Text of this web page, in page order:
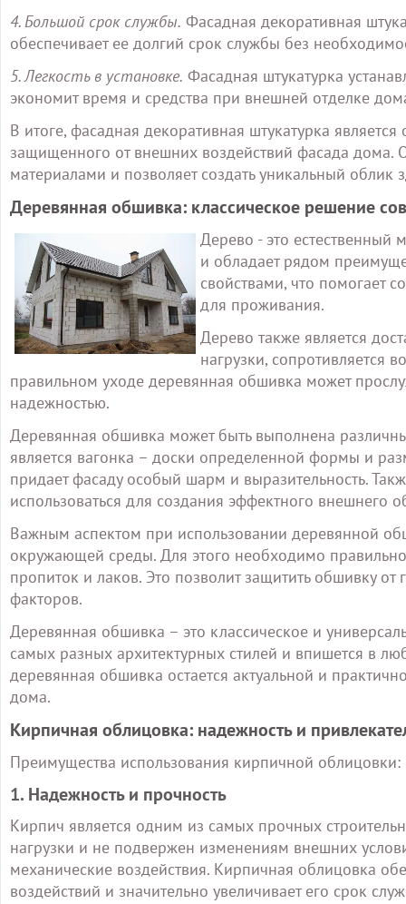
4. Большой срок службы. Фасадная декоративная
обеспечивает ее долгий срок службы без
5. Легкость в установке. Фасадная штукатурка
экономит время и средства при внешней отделке
В итоге, фасадная декоративная штукатурка
защищенного от внешних воздействий фасада дома.
материалами и позволяет создать уникальный облик
Деревянная обшивка: классическое решение
Дерево - это естественный
и обладает рядом
свойствами, что помогает
для проживания.
Дерево также является
нагрузки, сопротивляется
правильном уходе деревянная обшивка может
надежностью.
Деревянная обшивка может быть выполнена
является вагонка – доски определенной формы и
придает фасаду особый шарм и выразительность.
использоваться для создания эффектного внешнего
Важным аспектом при использовании деревянной
окружающей среды. Для этого необходимо
пропиток и лаков. Это позволит защитить обшивку
факторов.
Деревянная обшивка – это классическое и
самых разных архитектурных стилей и впишется в
деревянная обшивка остается актуальной и
дома.
Кирпичная облицовка: надежность и
Преимущества использования кирпичной облицовки:
1. Надежность и прочность
Кирпич является одним из самых прочных
нагрузки и не подвержен изменениям внешних
механические воздействия. Кирпичная облицовка
воздействий и значительно увеличивает его срок